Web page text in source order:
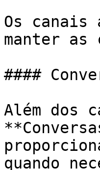
Os canais
manter as
####
Além dos
quando